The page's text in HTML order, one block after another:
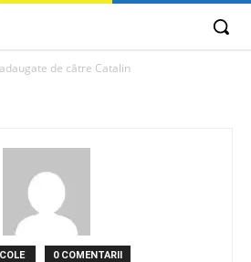
de către Catalin
0 COMENTARII